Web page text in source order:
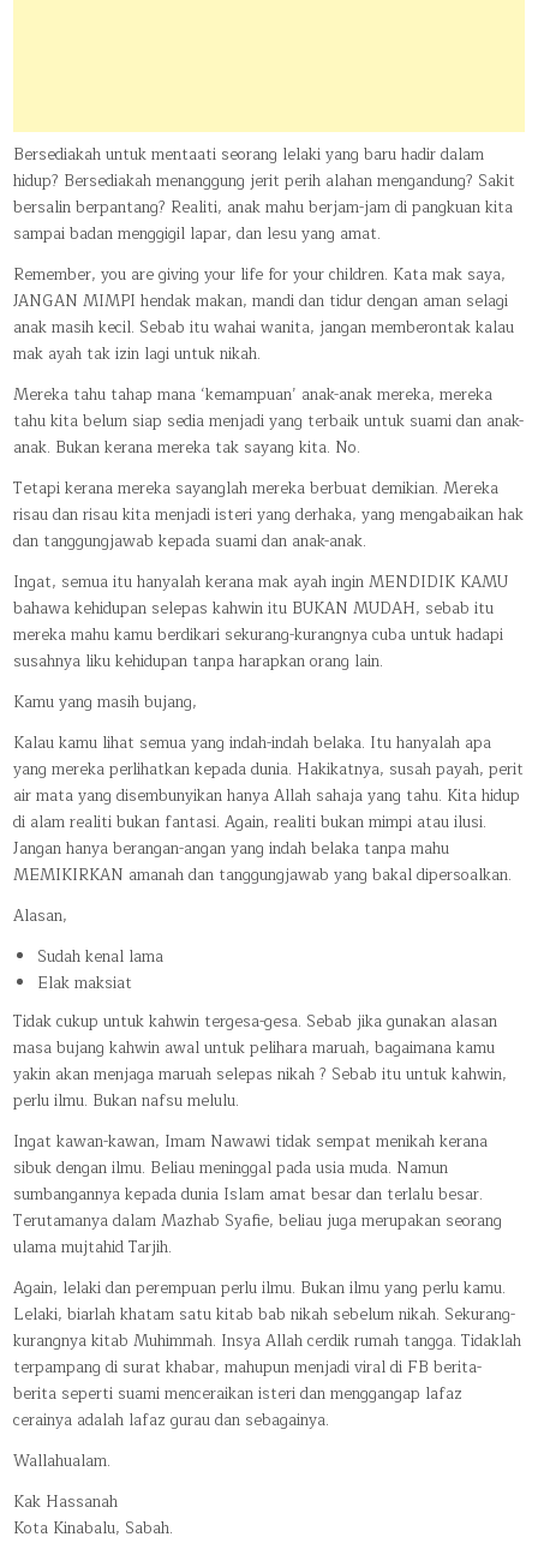
Bersediakah untuk mentaati seorang lelaki yang baru hadir dalam
hidup? Bersediakah menanggung jerit perih alahan mengandung? Sakit
bersalin berpantang? Realiti, anak mahu berjam-jam di pangkuan kita
sampai badan menggigil lapar, dan lesu yang amat.
Remember, you are giving your life for your children. Kata mak saya,
JANGAN MIMPI hendak makan, mandi dan tidur dengan aman selagi
anak masih kecil. Sebab itu wahai wanita, jangan memberontak kalau
mak ayah tak izin lagi untuk nikah.
Mereka tahu tahap mana ‘kemampuan’ anak-anak mereka, mereka
tahu kita belum siap sedia menjadi yang terbaik untuk suami dan anak-
anak. Bukan kerana mereka tak sayang kita. No.
Tetapi kerana mereka sayanglah mereka berbuat demikian. Mereka
risau dan risau kita menjadi isteri yang derhaka, yang mengabaikan hak
dan tanggungjawab kepada suami dan anak-anak.
Ingat, semua itu hanyalah kerana mak ayah ingin MENDIDIK KAMU
bahawa kehidupan selepas kahwin itu BUKAN MUDAH, sebab itu
mereka mahu kamu berdikari sekurang-kurangnya cuba untuk hadapi
susahnya liku kehidupan tanpa harapkan orang lain.
Kamu yang masih bujang,
Kalau kamu lihat semua yang indah-indah belaka. Itu hanyalah apa
yang mereka perlihatkan kepada dunia. Hakikatnya, susah payah, perit
air mata yang disembunyikan hanya Allah sahaja yang tahu. Kita hidup
di alam realiti bukan fantasi. Again, realiti bukan mimpi atau ilusi.
Jangan hanya berangan-angan yang indah belaka tanpa mahu
MEMIKIRKAN amanah dan tanggungjawab yang bakal dipersoalkan.
Alasan,
Sudah kenal lama
Elak maksiat
Tidak cukup untuk kahwin tergesa-gesa. Sebab jika gunakan alasan
masa bujang kahwin awal untuk pelihara maruah, bagaimana kamu
yakin akan menjaga maruah selepas nikah ? Sebab itu untuk kahwin,
perlu ilmu. Bukan nafsu melulu.
Ingat kawan-kawan, Imam Nawawi tidak sempat menikah kerana
sibuk dengan ilmu. Beliau meninggal pada usia muda. Namun
sumbangannya kepada dunia Islam amat besar dan terlalu besar.
Terutamanya dalam Mazhab Syafie, beliau juga merupakan seorang
ulama mujtahid Tarjih.
Again, lelaki dan perempuan perlu ilmu. Bukan ilmu yang perlu kamu.
Lelaki, biarlah khatam satu kitab bab nikah sebelum nikah. Sekurang-
kurangnya kitab Muhimmah. Insya Allah cerdik rumah tangga. Tidaklah
terpampang di surat khabar, mahupun menjadi viral di FB berita-
berita seperti suami menceraikan isteri dan menggangap lafaz
cerainya adalah lafaz gurau dan sebagainya.
Wallahualam.
Kak Hassanah
Kota Kinabalu, Sabah.